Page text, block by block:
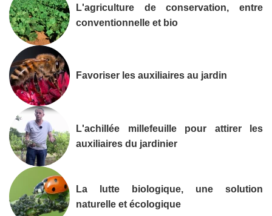
L'agriculture de conservation, entre
conventionnelle et bio
Favoriser les auxiliaires au jardin
L'achillée millefeuille pour attirer les
auxiliaires du jardinier
La lutte biologique, une solution
naturelle et écologique